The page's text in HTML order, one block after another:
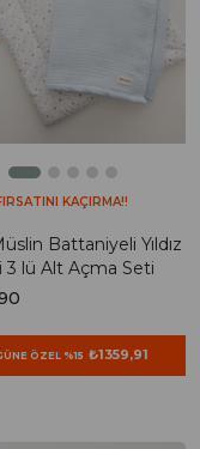
Battaniyeli Yıldız
3 lü Alt Açma Seti
ÖZEL %15 ₺1359,91
KAÇIRMA!!